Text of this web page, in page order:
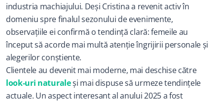
industria machiajului. Deși Cristina a revenit activ în
domeniu spre finalul sezonului de evenimente,
observațiile ei confirmă o tendință clară: femeile au
început să acorde mai multă atenție îngrijirii personale și
alegerilor conștiente.
Clientele au devenit mai moderne, mai deschise către
look-uri naturale și mai dispuse să urmeze tendințele
actuale. Un aspect interesant al anului 2025 a fost